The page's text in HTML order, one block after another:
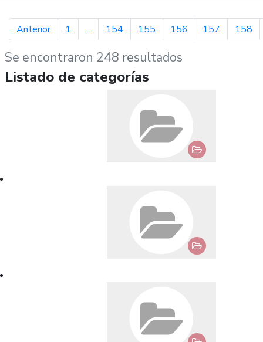
Anteriorpágina anterior
1 ... 154 155 156 157 158
Se encontraron 248 resultados
Listado de categorías